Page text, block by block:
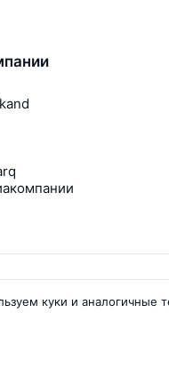
куки и аналогичные